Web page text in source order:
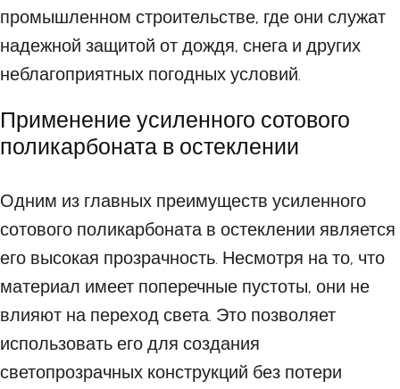
промышленном строительстве, где они служат
надежной защитой от дождя, снега и других
неблагоприятных погодных условий.
Применение усиленного сотового
поликарбоната в остеклении
Одним из главных преимуществ усиленного
сотового поликарбоната в остеклении является
его высокая прозрачность. Несмотря на то, что
материал имеет поперечные пустоты, они не
влияют на переход света. Это позволяет
использовать его для создания
светопрозрачных конструкций без потери